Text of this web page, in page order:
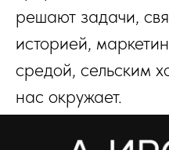
решают задачи,
историей,
средой, сельским
нас окружает.